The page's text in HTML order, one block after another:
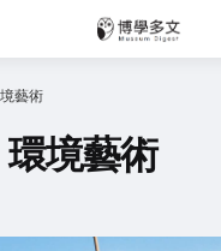
藝術
環境藝術